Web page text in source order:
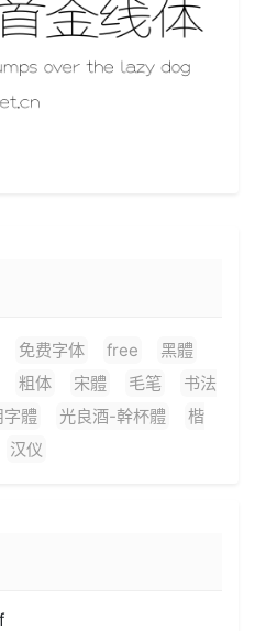
免费字体 free
黑體
粗体 宋體 毛笔
书法
字體 光良酒-幹杯體
楷
汉仪